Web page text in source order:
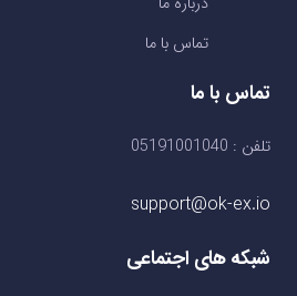
تماس با ما
تماس با ما
تلفن : 05191001040
support@ok-ex.io
شبکه های اجتماعی